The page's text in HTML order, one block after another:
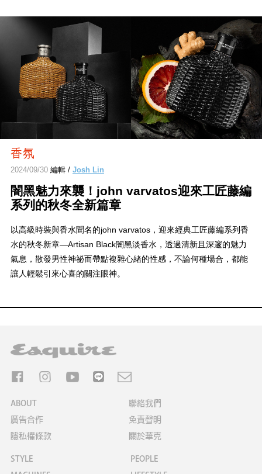
香氛
2024/09/30編輯 / Josh Lin
闇黑魅力來襲！john varvatos迎來工匠藤編
系列的秋冬全新篇章
以高級時裝與香水聞名的john varvatos，迎來經典工匠藤編系列香
水的秋冬新章—Artisan Black闇黑淡香水，透過清新且深邃的魅力
氣息，散發男性神祕而帶點複雜心緒的性感，不論何種場合，都能
讓人輕鬆引來心喜的關注眼神。
ABOUT
聯絡我們
廣告合作
免責聲明
隱私權條款
關於華克
STYLE
PEOPLE